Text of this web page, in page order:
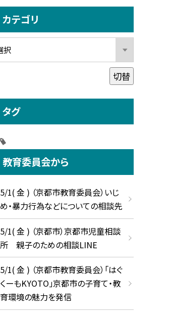
カテゴリ
切替
タグ
教育委員会から
5/1( 金 ) （京都市教育委員会）いじ
め・暴力行為などについての相談先
5/1( 金 ) （京都市）京都市児童相談
所 親子のための相談LINE
5/1( 金 ) （京都市教育委員会）「はぐ
くーもKYOTO」京都市の子育て・教
育環境の魅力を発信